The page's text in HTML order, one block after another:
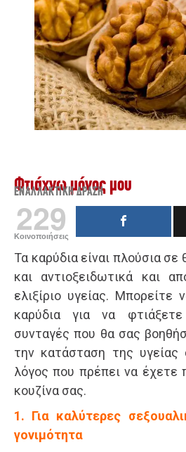
Φτιάχνω μόνος μου
ΕΝΑΛΛΑΚΤΙΚΉ ΔΡΆΣΗ
229
Κοινοποιήσεις
Τα καρύδια είναι πλούσια
και αντιοξειδωτικά και
ελιξίριο υγείας. Μπορείτε
καρύδια για να
συνταγές που θα σας
την κατάσταση της υγείας
λόγος που πρέπει να έχετε
κουζίνα σας.
1. Για καλύτερες
γονιμότητα